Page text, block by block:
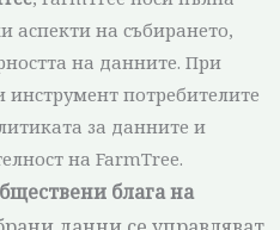
аспекти на събирането,
на данните. При
инструмент потребителите
за данните и
на FarmTree.
блага на